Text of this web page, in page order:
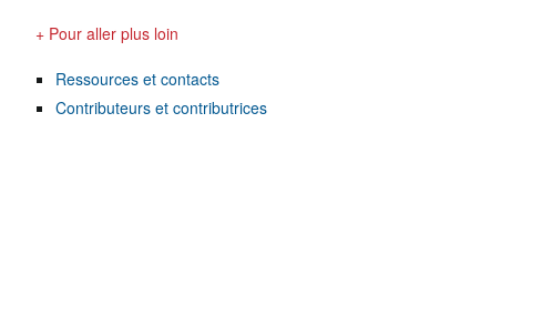
+ Pour aller plus loin
Ressources et contacts
Contributeurs et contributrices